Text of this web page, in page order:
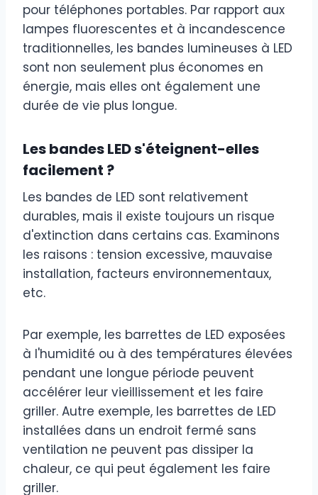
pour téléphones portables. Par rapport aux
lampes fluorescentes et à incandescence
traditionnelles, les bandes lumineuses à LED
sont non seulement plus économes en
énergie, mais elles ont également une
durée de vie plus longue.
Les bandes LED s'éteignent-elles
facilement ?
Les bandes de LED sont relativement
durables, mais il existe toujours un risque
d'extinction dans certains cas. Examinons
les raisons : tension excessive, mauvaise
installation, facteurs environnementaux,
etc.
Par exemple, les barrettes de LED exposées
à l'humidité ou à des températures élevées
pendant une longue période peuvent
accélérer leur vieillissement et les faire
griller. Autre exemple, les barrettes de LED
installées dans un endroit fermé sans
ventilation ne peuvent pas dissiper la
chaleur, ce qui peut également les faire
griller.